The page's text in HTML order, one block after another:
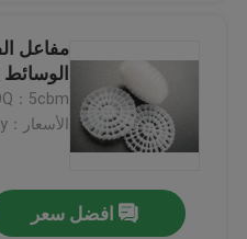
الوسائط
：5cbm
الأسعار：discuss personally
افضل سعر